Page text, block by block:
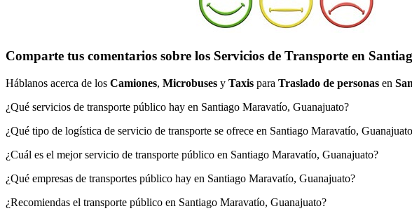
Comparte tus comentarios sobre los Servicios de Transporte en
Háblanos acerca de los Camiones, Microbuses y Taxis para Traslado de personas en
¿Qué servicios de transporte público hay en Santiago Maravatío, Guanajuato?
¿Qué tipo de logística de servicio de transporte se ofrece en Santiago Maravatío,
¿Cuál es el mejor servicio de transporte público en Santiago Maravatío, Guanajuato?
¿Qué empresas de transportes público hay en Santiago Maravatío, Guanajuato?
¿Recomiendas el transporte público en Santiago Maravatío, Guanajuato?